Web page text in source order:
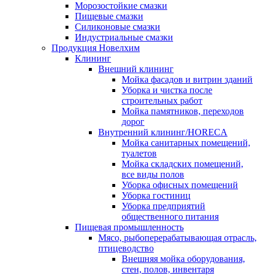
Морозостойкие смазки
Пищевые смазки
Силиконовые смазки
Индустриальные смазки
Продукция Новелхим
Клининг
Внешний клининг
Мойка фасадов и витрин зданий
Уборка и чистка после
строительных работ
Мойка памятников, переходов
дорог
Внутренний клининг/HORECA
Мойка санитарных помещений,
туалетов
Мойка складских помещений,
все виды полов
Уборка офисных помещений
Уборка гостиниц
Уборка предприятий
общественного питания
Пищевая промышленность
Мясо, рыбоперерабатывающая отрасль,
птицеводство
Внешняя мойка оборудования,
стен, полов, инвентаря